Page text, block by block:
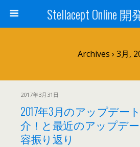
Stellacept Online
Archives › 3月,
2017年3月31日
2017年3月のアップデー
介！と最近のアップデ
容振り返り